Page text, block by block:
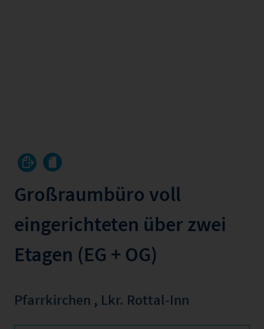
Großraumbüro voll
eingerichteten über zwei
Etagen (EG + OG)
Pfarrkirchen , Lkr. Rottal-Inn